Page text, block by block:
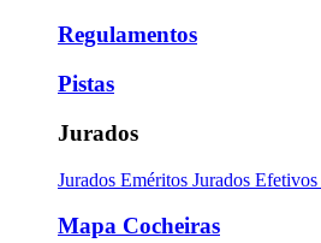
Regulamentos
Pistas
Jurados
Jurados Eméritos Jurados Efetivos
Mapa Cocheiras